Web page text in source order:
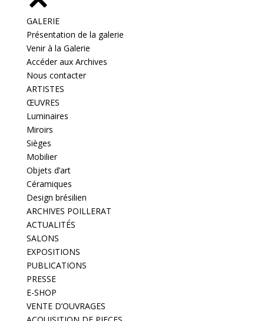
GALERIE
Présentation de la galerie
Venir à la Galerie
Accéder aux Archives
Nous contacter
ARTISTES
ŒUVRES
Luminaires
Miroirs
Sièges
Mobilier
Objets d’art
Céramiques
Design brésilien
ARCHIVES POILLERAT
ACTUALITÉS
SALONS
EXPOSITIONS
PUBLICATIONS
PRESSE
E-SHOP
VENTE D’OUVRAGES